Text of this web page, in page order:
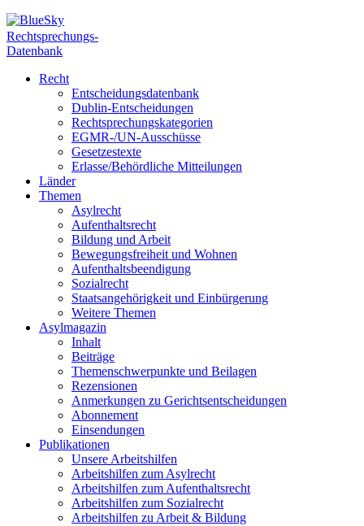
Rechtsprechungs-
Datenbank
Recht
Entscheidungsdatenbank
Dublin-Entscheidungen
Rechtsprechungskategorien
EGMR-/UN-Ausschüsse
Gesetzestexte
Erlasse/Behördliche Mitteilungen
Länder
Themen
Asylrecht
Aufenthaltsrecht
Bildung und Arbeit
Bewegungsfreiheit und Wohnen
Aufenthaltsbeendigung
Sozialrecht
Staatsangehörigkeit und Einbürgerung
Weitere Themen
Asylmagazin
Inhalt
Beiträge
Themenschwerpunkte und Beilagen
Rezensionen
Anmerkungen zu Gerichtsentscheidungen
Abonnement
Einsendungen
Publikationen
Unsere Arbeitshilfen
Arbeitshilfen zum Asylrecht
Arbeitshilfen zum Aufenthaltsrecht
Arbeitshilfen zum Sozialrecht
Arbeitshilfen zu Arbeit & Bildung